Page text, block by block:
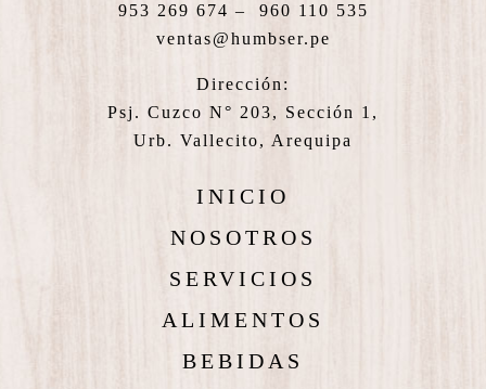
953 269 674 – 960 110 535
ventas@humbser.pe
Dirección:
Psj. Cuzco N° 203, Sección 1,
Urb. Vallecito, Arequipa
INICIO
NOSOTROS
SERVICIOS
ALIMENTOS
BEBIDAS